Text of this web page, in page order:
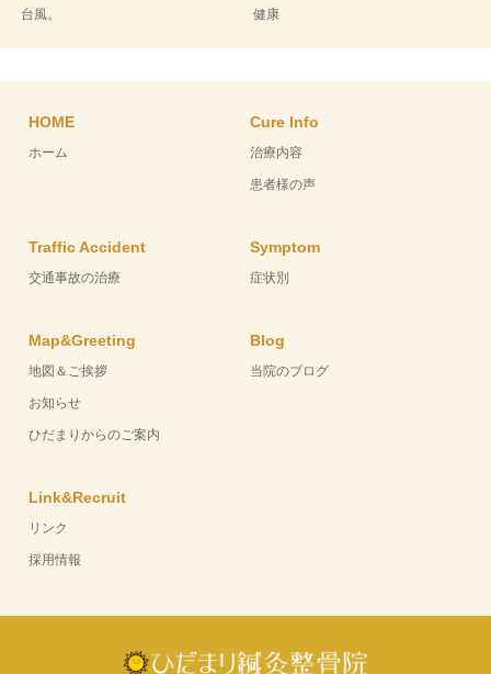
台風。 健康
HOME
ホーム
Cure Info
治療内容
患者様の声
Traffic Accident
交通事故の治療
Symptom
症状別
Map&Greeting
地図＆ご挨拶
お知らせ
ひだまりからのご案内
Blog
当院のブログ
Link&Recruit
リンク
採用情報